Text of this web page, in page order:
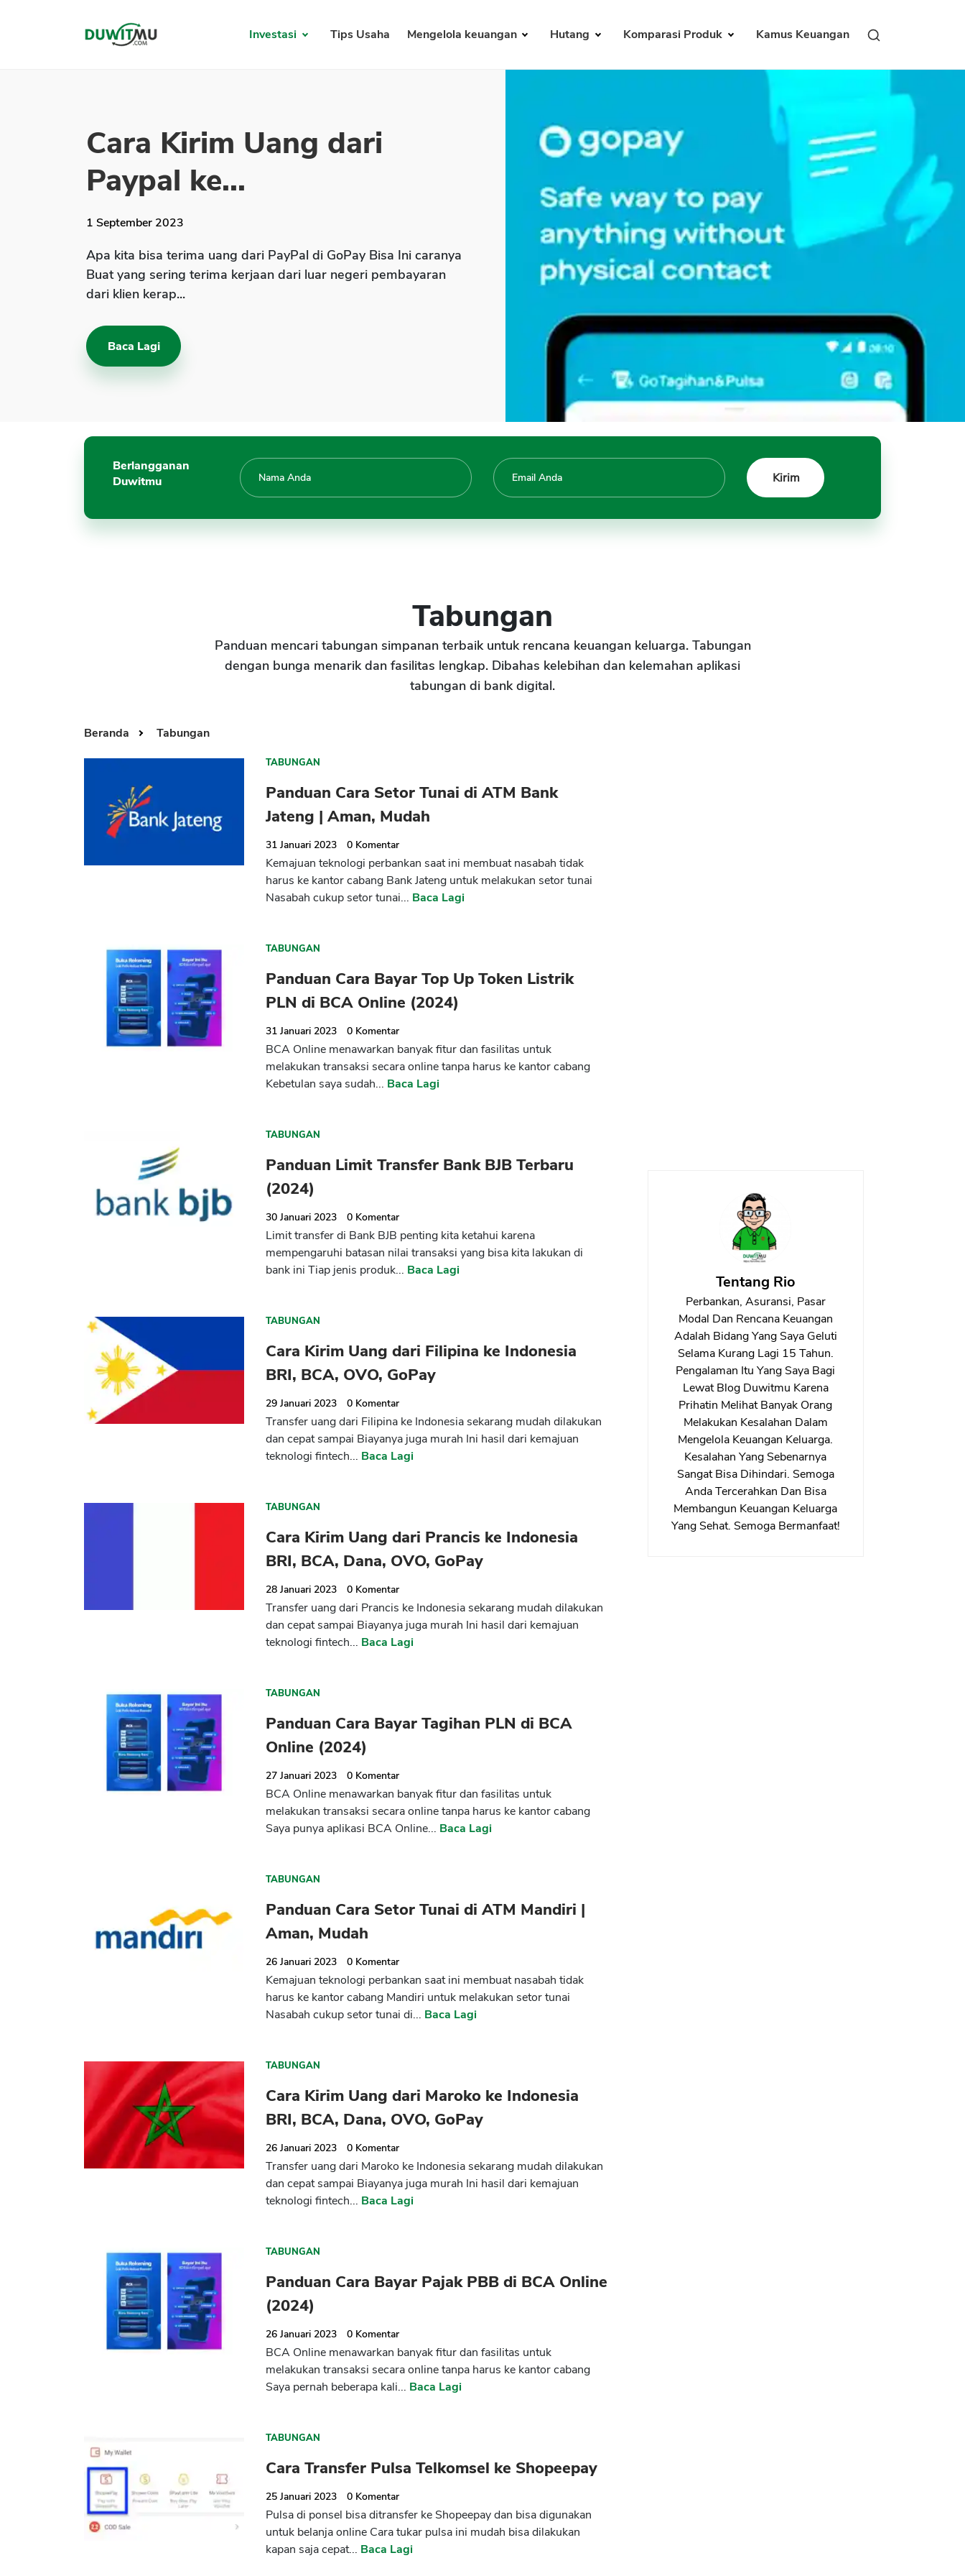
Investasi Tips Usaha Mengelola keuangan Hutang Komparasi Produk Kamus Keuangan
Cara Kirim Uang dari
Paypal ke...
1 September 2023
Apa kita bisa terima uang dari PayPal di GoPay Bisa Ini caranya
Buat yang sering terima kerjaan dari luar negeri pembayaran
dari klien kerap...
Baca Lagi
Berlangganan
Duwitmu
Tabungan
Panduan mencari tabungan simpanan terbaik untuk rencana keuangan keluarga. Tabungan
dengan bunga menarik dan fasilitas lengkap. Dibahas kelebihan dan kelemahan aplikasi
tabungan di bank digital.
Beranda Tabungan
TABUNGAN
Panduan Cara Setor Tunai di ATM Bank
Jateng | Aman, Mudah
31 Januari 2023 0 Komentar
Kemajuan teknologi perbankan saat ini membuat nasabah tidak
harus ke kantor cabang Bank Jateng untuk melakukan setor tunai
Nasabah cukup setor tunai... Baca Lagi
TABUNGAN
Panduan Cara Bayar Top Up Token Listrik
PLN di BCA Online (2024)
31 Januari 2023 0 Komentar
BCA Online menawarkan banyak fitur dan fasilitas untuk
melakukan transaksi secara online tanpa harus ke kantor cabang
Kebetulan saya sudah... Baca Lagi
TABUNGAN
Panduan Limit Transfer Bank BJB Terbaru
(2024)
30 Januari 2023 0 Komentar
Limit transfer di Bank BJB penting kita ketahui karena
mempengaruhi batasan nilai transaksi yang bisa kita lakukan di
bank ini Tiap jenis produk... Baca Lagi
TABUNGAN
Cara Kirim Uang dari Filipina ke Indonesia
BRI, BCA, OVO, GoPay
29 Januari 2023 0 Komentar
Transfer uang dari Filipina ke Indonesia sekarang mudah dilakukan
dan cepat sampai Biayanya juga murah Ini hasil dari kemajuan
teknologi fintech... Baca Lagi
TABUNGAN
Cara Kirim Uang dari Prancis ke Indonesia
BRI, BCA, Dana, OVO, GoPay
28 Januari 2023 0 Komentar
Transfer uang dari Prancis ke Indonesia sekarang mudah dilakukan
dan cepat sampai Biayanya juga murah Ini hasil dari kemajuan
teknologi fintech... Baca Lagi
TABUNGAN
Panduan Cara Bayar Tagihan PLN di BCA
Online (2024)
27 Januari 2023 0 Komentar
BCA Online menawarkan banyak fitur dan fasilitas untuk
melakukan transaksi secara online tanpa harus ke kantor cabang
Saya punya aplikasi BCA Online... Baca Lagi
TABUNGAN
Panduan Cara Setor Tunai di ATM Mandiri |
Aman, Mudah
26 Januari 2023 0 Komentar
Kemajuan teknologi perbankan saat ini membuat nasabah tidak
harus ke kantor cabang Mandiri untuk melakukan setor tunai
Nasabah cukup setor tunai di... Baca Lagi
TABUNGAN
Cara Kirim Uang dari Maroko ke Indonesia
BRI, BCA, Dana, OVO, GoPay
26 Januari 2023 0 Komentar
Transfer uang dari Maroko ke Indonesia sekarang mudah dilakukan
dan cepat sampai Biayanya juga murah Ini hasil dari kemajuan
teknologi fintech... Baca Lagi
TABUNGAN
Panduan Cara Bayar Pajak PBB di BCA Online
(2024)
26 Januari 2023 0 Komentar
BCA Online menawarkan banyak fitur dan fasilitas untuk
melakukan transaksi secara online tanpa harus ke kantor cabang
Saya pernah beberapa kali... Baca Lagi
TABUNGAN
Cara Transfer Pulsa Telkomsel ke Shopeepay
25 Januari 2023 0 Komentar
Pulsa di ponsel bisa ditransfer ke Shopeepay dan bisa digunakan
untuk belanja online Cara tukar pulsa ini mudah bisa dilakukan
kapan saja cepat... Baca Lagi
Tentang Rio
Perbankan, Asuransi, Pasar
Modal Dan Rencana Keuangan
Adalah Bidang Yang Saya Geluti
Selama Kurang Lagi 15 Tahun.
Pengalaman Itu Yang Saya Bagi
Lewat Blog Duwitmu Karena
Prihatin Melihat Banyak Orang
Melakukan Kesalahan Dalam
Mengelola Keuangan Keluarga.
Kesalahan Yang Sebenarnya
Sangat Bisa Dihindari. Semoga
Anda Tercerahkan Dan Bisa
Membangun Keuangan Keluarga
Yang Sehat. Semoga Bermanfaat!